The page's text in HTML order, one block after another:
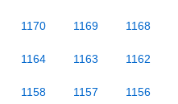
1170 1169 1168
1164 1163 1162
1158 1157 1156